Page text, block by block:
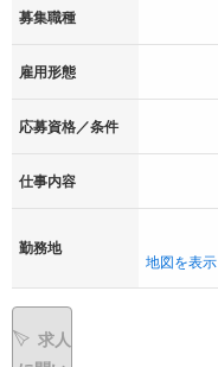
募集職種
雇用形態
応募資格／条件
仕事内容
勤務地
地図を表示
求人